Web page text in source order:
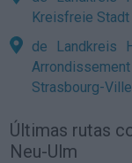
Kreisfreie Stadt
de Landkreis
Strasbourg-Ville
Últimas rutas
Neu-Ulm